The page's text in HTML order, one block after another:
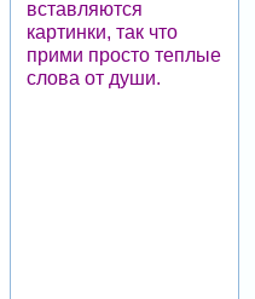
вставляются
картинки, так что
прими просто теплые
слова от души.